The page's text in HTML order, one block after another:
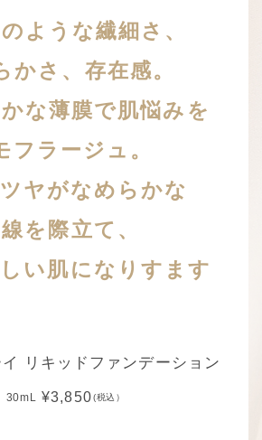
ような繊細さ、
かさ、存在感。
な薄膜で肌悩みを
フラージュ。
ヤがなめらかな
を際立て、
い肌になりすます
イ リキッドファンデーション
30mL ¥3,850(税込）